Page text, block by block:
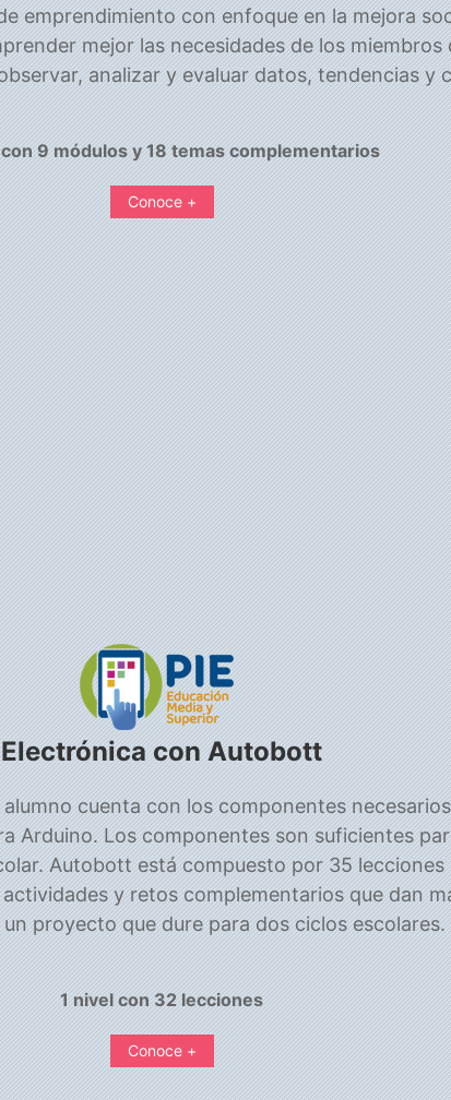
emprendimiento con enfoque en la mejora
mejor las necesidades de los
analizar y evaluar datos, tendencias
9 módulos y 18 temas complementarios
Conoce +
Electrónica con Autobott
cuenta con los componentes
Los componentes son suficientes
Autobott está compuesto por 35 lecciones
y retos complementarios que dan
proyecto que dure para dos ciclos escolares.
1 nivel con 32 lecciones
Conoce +